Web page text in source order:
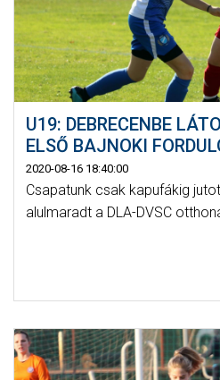
U19: DEBRECENBE
ELSŐ BAJNOKI
2020-08-16 18:40:00
Csapatunk csak kapufákig
alulmaradt a DLA-DVSC